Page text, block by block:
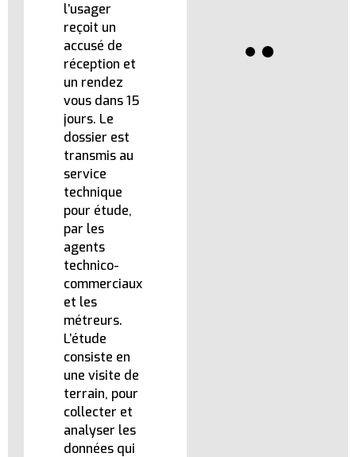
l’usager
reçoit un
accusé de
réception et
un rendez
vous dans 15
jours. Le
dossier est
transmis au
service
technique
pour étude,
par les
agents
technico-
commerciaux
et les
métreurs.
L’étude
consiste en
une visite de
terrain, pour
collecter et
analyser les
données qui
10 février 2026